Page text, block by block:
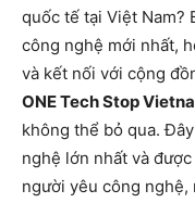
quốc tế tại Việt Nam?
công nghệ mới nhất,
và kết nối với cộng
ONE Tech Stop
không thể bỏ qua.
nghệ lớn nhất và
người yêu công nghệ,